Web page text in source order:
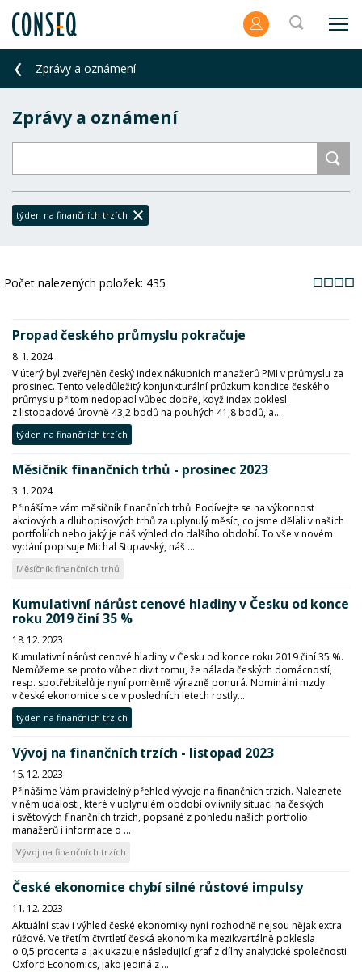
Zprávy a oznámení
Zprávy a oznámení
týden na finančních trzích
Počet nalezených položek: 435
Propad českého průmyslu pokračuje
8. 1. 2024
V úterý byl zveřejněn český index nákupních manažerů PMI v průmyslu za
prosinec. Tento veledůležitý konjunkturální průzkum kondice českého
průmyslu přitom nedopadl vůbec dobře, když index poklesl
z listopadové úrovně 43,2 bodů na pouhých 41,8 bodů, a...
týden na finančních trzích
Měsíčník finančních trhů - prosinec 2023
3. 1. 2024
Přinášíme vám měsíčník finančních trhů. Podívejte se na výkonnost
akciových a dluhopisových trhů za uplynulý měsíc, co jsme dělali v našich
portfoliích nebo jaký je náš výhled do dalšího období. To vše v novém
vydání popisuje Michal Stupavský, náš ...
Měsíčník finančních trhů
Kumulativní nárůst cenové hladiny v Česku od konce
roku 2019 činí 35 %
18. 12. 2023
Kumulativní nárůst cenové hladiny v Česku od konce roku 2019 činí 35 %.
Nemůžeme se proto vůbec divit tomu, že nálada českých domácností,
resp. spotřebitelů je nyní poměrně výrazně ponurá. Nominální mzdy
v české ekonomice sice v posledních letech rostly...
týden na finančních trzích
Vývoj na finančních trzích - listopad 2023
15. 12. 2023
Přinášíme Vám pravidelný přehled vývoje na finančních trzích. Naleznete
v něm události, které v uplynulém období ovlivnily situaci na českých
i světových finančních trzích, popsané z pohledu našich portfolio
manažerů i informace o ...
Vývoj na finančních trzích
České ekonomice chybí silné růstové impulsy
11. 12. 2023
Aktuální stav i výhled české ekonomiky nyní rozhodně nejsou nějak extra
růžové. Ve třetím čtvrtletí česká ekonomika mezikvartálně poklesla
o 0,5 procenta a jak ukazuje následující graf z dílny analytické společnosti
Oxford Economics, jako jediná z ...